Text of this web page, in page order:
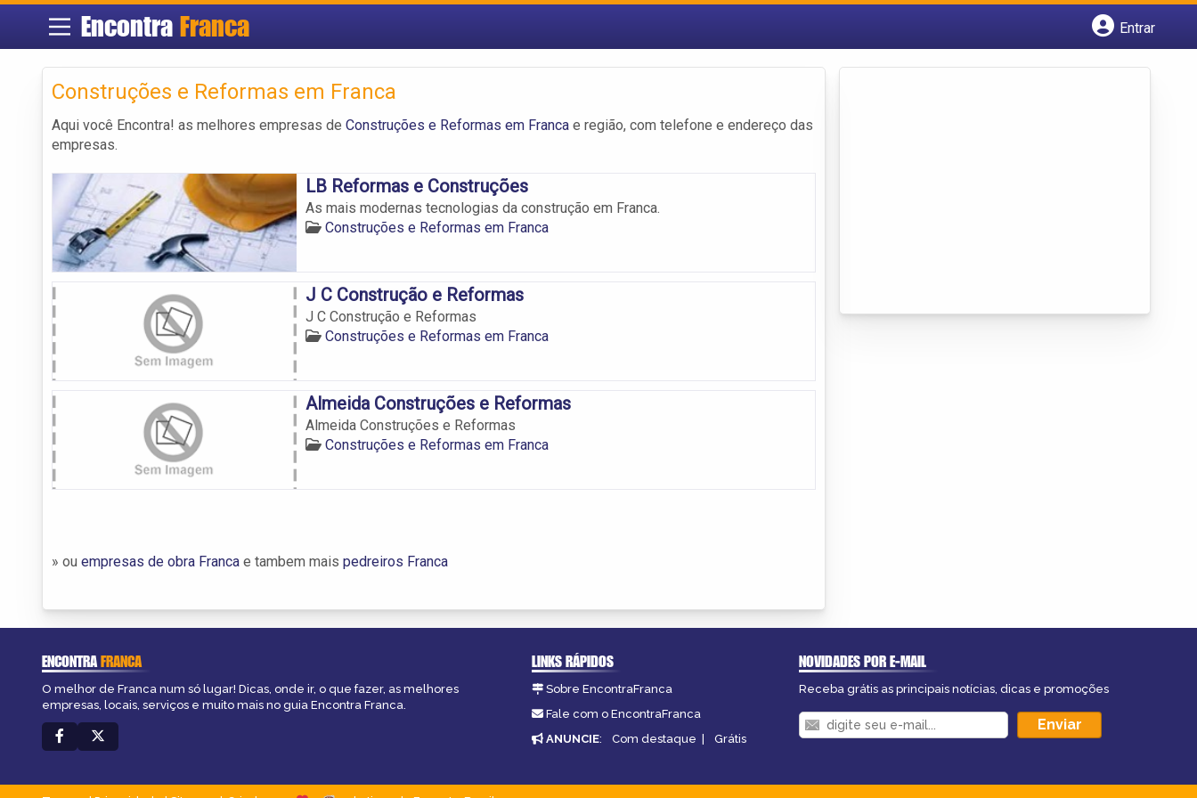
Encontra Franca
Entrar
Construções e Reformas em Franca
Aqui você Encontra! as melhores empresas de Construções e Reformas em Franca e região, com telefone e endereço das
empresas.
LB Reformas e Construções
As mais modernas tecnologias da construção em Franca.
Construções e Reformas em Franca
J C Construção e Reformas
J C Construção e Reformas
Construções e Reformas em Franca
Almeida Construções e Reformas
Almeida Construções e Reformas
Construções e Reformas em Franca
» ou empresas de obra Franca e tambem mais pedreiros Franca
ENCONTRAFRANCA
O melhor de Franca num só lugar! Dicas, onde ir, o que fazer, as melhores
empresas, locais, serviços e muito mais no guia Encontra Franca.
LINKS RÁPIDOS
Sobre EncontraFranca
Fale com o EncontraFranca
ANUNCIE: Com destaque | Grátis
NOVIDADES POR E-MAIL
Receba grátis as principais notícias, dicas e promoções